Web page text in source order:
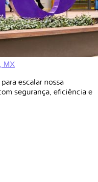
MX
escalar nossa
segurança, eficiência e